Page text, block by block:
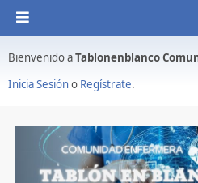
Bienvenido aTablonenblanco
Inicia Sesióno Regístrate.